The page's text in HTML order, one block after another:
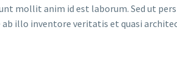
mollit anim id est laborum. Sed ut
illo inventore veritatis et quasi